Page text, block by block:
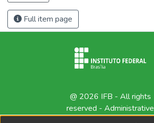
Full item page
@ 2026 IFB - All rights
reserved - Administrative